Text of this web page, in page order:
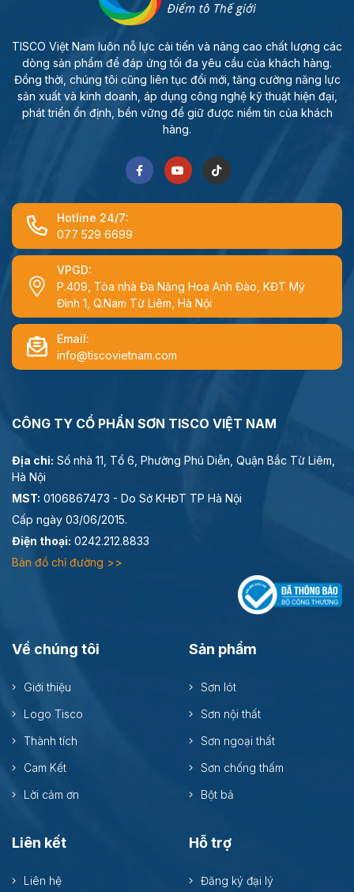
TISCO Việt Nam luôn nỗ lực cải tiến và nâng cao chất lượng các
dòng sản phẩm để đáp ứng tối đa yêu cầu của khách hàng.
Đồng thời, chúng tôi cũng liên tục đổi mới, tăng cường năng lực
sản xuất và kinh doanh, áp dụng công nghệ kỹ thuật hiện đại,
phát triển ổn định, bền vững để giữ được niềm tin của khách
hàng.
Hotline 24/7:
077 529 6699
VPGD:
P.409, Tòa nhà Đa Năng Hoa Anh Đào, KĐT Mỹ
Đình 1, Q.Nam Từ Liêm, Hà Nội
Email:
info@tiscovietnam.com
CÔNG TY CỔ PHẦN SƠN TISCO VIỆT NAM
Địa chỉ: Số nhà 11, Tổ 6, Phường Phú Diễn, Quận Bắc Từ Liêm,
Hà Nội
MST: 0106867473 - Do Sở KHĐT TP Hà Nội
Cấp ngày 03/06/2015.
Điện thoại: 0242.212.8833
Bản đồ chỉ đường >>
Về chúng tôi
Giới thiệu
Logo Tisco
Thành tích
Cam Kết
Lời cảm ơn
Sản phẩm
Sơn lót
Sơn nội thất
Sơn ngoại thất
Sơn chống thấm
Bột bả
Liên kết
Liên hệ
Hỗ trợ
Đăng ký đại lý